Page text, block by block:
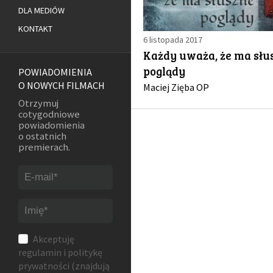
6 listopada 2017
Każdy uważa, że ma
poglądy
Maciej Zięba OP
DLA MEDIÓW
KONTAKT
POWIADOMIENIA
O NOWYCH FILMACH
Otrzymuj
cotygodniowe
powiadomienia
o ostatnich
premierach.
Akceptuję
regulamin i politykę
prywatności (znajdują